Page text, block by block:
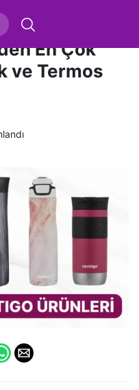
Çalan
En Çok
ve Termos